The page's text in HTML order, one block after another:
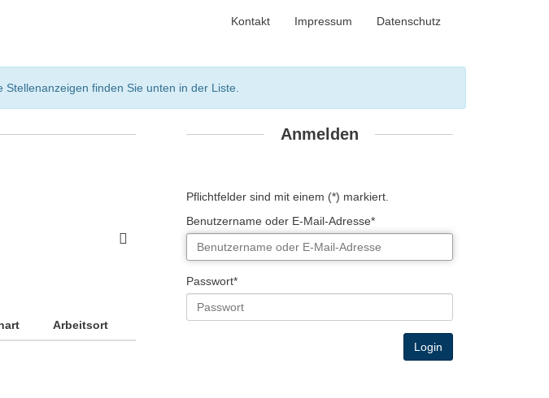
Kontakt Impressum Datenschutz
finden Sie unten in der Liste.
Arbeitsort
Anmelden
Pflichtfelder sind mit einem (*) markiert.
Benutzername oder E-Mail-Adresse*
Passwort*